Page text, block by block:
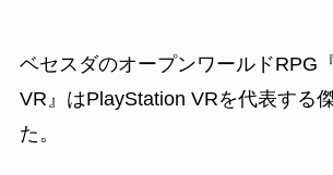
ベセスダのオープンワールドRPG
VR』はPlayStation VRを代表する
た。